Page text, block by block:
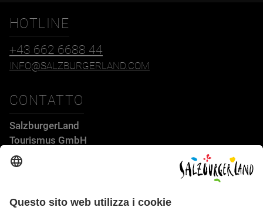
HOTLINE
+43 662 6688 44
INFO@SALZBURGERLAND.COM
CONTATTO
SalzburgerLand
Tourismus GmbH
Wiener Bundesstraße 23
info@salzburgerland.com